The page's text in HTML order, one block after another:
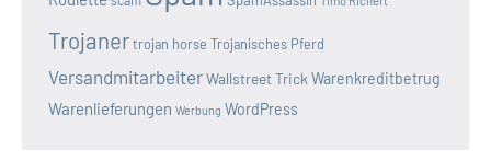
Trojanertrojan horse Trojanisches Pferd
VersandmitarbeiterWallstreet Trick Warenkreditbetrug
Warenlieferungen Werbung WordPress